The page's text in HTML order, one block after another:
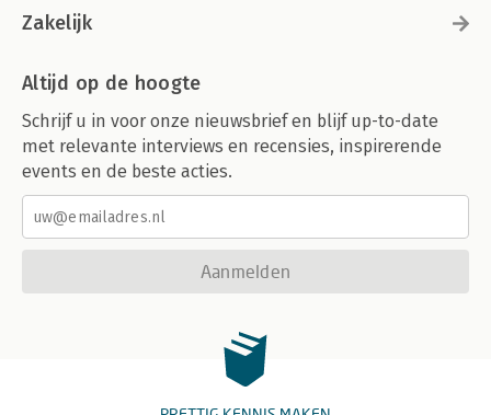
Zakelijk
Altijd op de hoogte
Schrijf u in voor onze nieuwsbrief en blijf up-to-date
met relevante interviews en recensies, inspirerende
events en de beste acties.
Aanmelden